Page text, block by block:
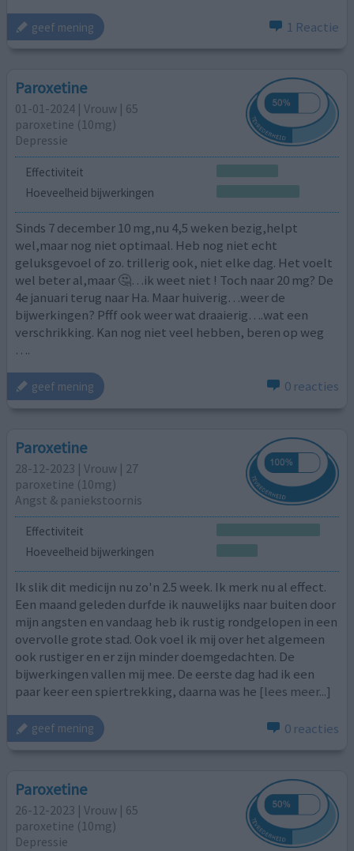
geef mening 1 Reactie
Paroxetine
01-01-2024 | Vrouw | 65
paroxetine (10mg)
Depressie
Effectiviteit
Hoeveelheid bijwerkingen
Sinds 7 december 10 mg,nu 4,5 weken bezig,helpt
wel,maar nog niet optimaal. Heb nog niet echt
geluksgevoel of zo. trillerig ook, niet elke dag. Het voelt
wel beter al,maar 🤔…ik weet niet ! Toch naar 20 mg? De
4e januari terug naar Ha. Maar huiverig…weer de
bijwerkingen? Pfff ook weer wat draaierig….wat een
verschrikking. Kan nog niet veel hebben, beren op weg
….
geef mening 0 reacties
Paroxetine
28-12-2023 | Vrouw | 27
paroxetine (10mg)
Angst & paniekstoornis
Effectiviteit
Hoeveelheid bijwerkingen
Ik slik dit medicijn nu zo'n 2.5 week. Ik merk nu al effect.
Een maand geleden durfde ik nauwelijks naar buiten door
mijn angsten en vandaag heb ik rustig rondgelopen in een
overvolle grote stad. Ook voel ik mij over het algemeen
ook rustiger en er zijn minder doemgedachten. De
bijwerkingen vallen mij mee. De eerste dag had ik een
paar keer een spiertrekking, daarna was he [lees meer...]
geef mening 0 reacties
Paroxetine
26-12-2023 | Vrouw | 65
paroxetine (10mg)
Depressie